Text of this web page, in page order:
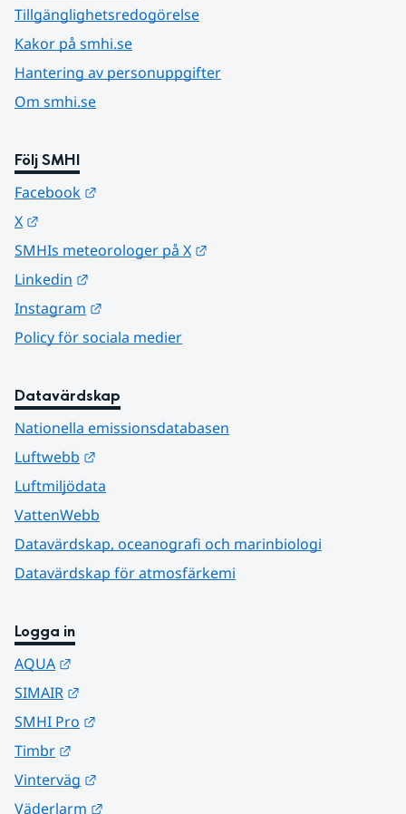
Tillgänglighetsredogörelse
Kakor på smhi.se
Hantering av personuppgifter
Om smhi.se
Följ SMHI
Facebook
X
SMHIs meteorologer på X
Linkedin
Instagram
Policy för sociala medier
Datavärdskap
Nationella emissionsdatabasen
Luftwebb
Luftmiljödata
VattenWebb
Datavärdskap, oceanografi och marinbiologi
Datavärdskap för atmosfärkemi
Logga in
AQUA
SIMAIR
SMHI Pro
Timbr
Vinterväg
Väderlarm